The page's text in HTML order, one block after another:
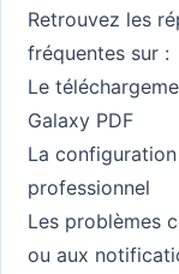
Retrouvez les
fréquentes sur :
Le
Galaxy PDF
La
professionnel
Les problèmes
ou aux